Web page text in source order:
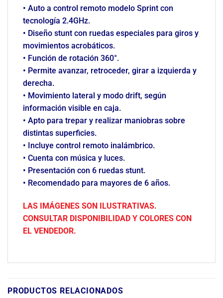
• Auto a control remoto modelo Sprint con
tecnología 2.4GHz.
• Diseño stunt con ruedas especiales para giros y
movimientos acrobáticos.
• Función de rotación 360°.
• Permite avanzar, retroceder, girar a izquierda y
derecha.
• Movimiento lateral y modo drift, según
información visible en caja.
• Apto para trepar y realizar maniobras sobre
distintas superficies.
• Incluye control remoto inalámbrico.
• Cuenta con música y luces.
• Presentación con 6 ruedas stunt.
• Recomendado para mayores de 6 años.
LAS IMÁGENES SON ILUSTRATIVAS.
CONSULTAR DISPONIBILIDAD Y COLORES CON
EL VENDEDOR.
PRODUCTOS RELACIONADOS